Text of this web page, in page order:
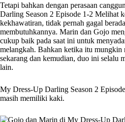
Tetapi bahkan dengan perasaan
Darling Season 2 Episode 1-2 Melihat
kekhawatiran, tidak pernah gagal
membutuhkannya. Marin dan Gojo
cukup baik pada saat ini untuk
melangkah. Bahkan ketika itu mungkin
sekarang dan kemudian, duo ini selalu
lain.
My Dress-Up Darling Season 2
masih memiliki kaki.